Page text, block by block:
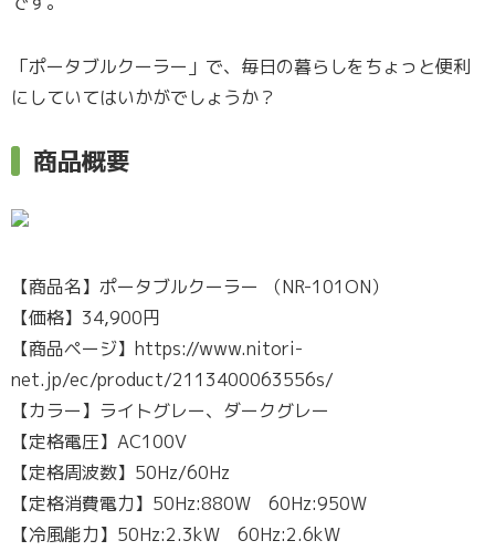
「ポータブルクーラー」で、毎日の暮らしをちょっと便利
にしていてはいかがでしょうか？
商品概要
【商品名】ポータブルクーラー （NR-101ON）
【価格】34,900円
【商品ページ】https://www.nitori-
net.jp/ec/product/2113400063556s/
【カラー】ライトグレー、ダークグレー
【定格電圧】AC100V
【定格周波数】50Hz/60Hz
【定格消費電力】50Hz:880W 60Hz:950W
【冷風能力】50Hz:2.3kW 60Hz:2.6kW